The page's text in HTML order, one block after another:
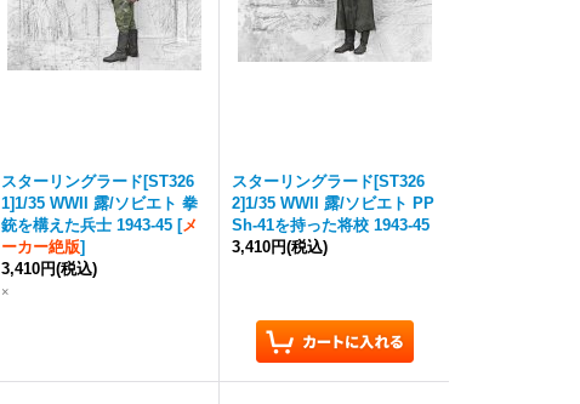
スターリングラード[ST326
1]1/35 WWII 露/ソビエト 拳
銃を構えた兵士 1943-45 [メ
ーカー絶版]
3,410円(税込)
×
スターリングラード[ST326
2]1/35 WWII 露/ソビエト PP
Sh-41を持った将校 1943-45
3,410円(税込)